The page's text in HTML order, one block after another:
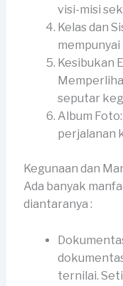
visi-misi
Kelas dan
mempunyai
Kesibukan
seputar
Album
perjalanan
Kegunaan dan
Ada banyak
diantaranya :
ternilai.